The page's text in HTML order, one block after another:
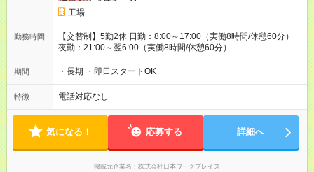
工場
勤務時間
【交替制】5勤2休 日勤：8:00～17:00（実働8時間/休憩60分）
夜勤：21:00～翌6:00（実働8時間/休憩60分）
期間 ・長期 ・即日スタートOK
特徴 電話対応なし
気になる！ 応募する 詳細へ
掲載元企業名 株式会社日本ワークプレイス